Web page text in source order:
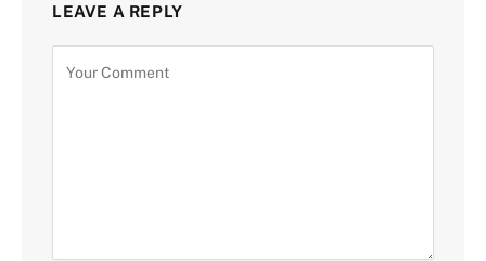
LEAVE A REPLY